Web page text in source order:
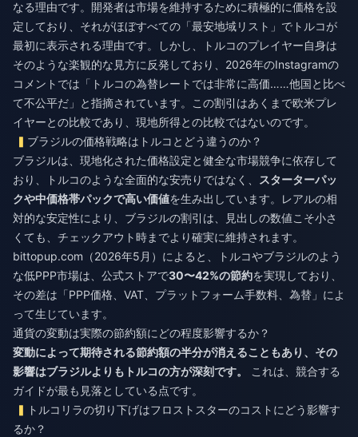
なる理由です。開発者は市場を維持するために積極的に価格を設
定しており、それがほぼすべての「最安地域リスト」でトルコが
最初に表示される理由です。しかし、トルコのプレイヤー自身は
そのような楽観的な見方に反発しており、2026年のInstagramの
コメントでは「トルコの為替レートでは非常に高価……他国と比べ
て不公平だ」と指摘されています。この割引はあくまで欧米プレ
イヤーとの比較であり、現地所得との比較ではないのです。
ブラジルの価格戦略はトルコとどう違うのか？
ブラジルは、現地化された価格設定と健全な市場競争に依存して
おり、トルコのような全面的な安売りではなく、 スターターパッ
クや中価格帯パックで高い価値を生み出しています。レアルの相
対的な安定性により、ブラジルの割引は、見出しの数値こそ小さ
くても、チェックアウト時までより確実に維持されます。
bittopup.com（2026年5月）によると、トルコやブラジルのよう
な低PPP市場は、公式ストアで30〜42%の節約を実現しており、
その差は「PPP価格、VAT、プラットフォーム手数料、為替」によ
って生じています。
通貨の変動は実際の節約額にどの程度影響するか？
変動によって期待される節約額の半分が消えることもあり、その
影響はブラジルよりもトルコの方が深刻です。
これは、競合する
ガイドが最も見落としている点です。
トルコリラの切り下げはフロストスターのコストにどう影響す
るか？